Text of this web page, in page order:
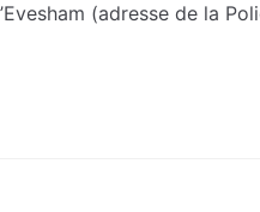
(adresse de la